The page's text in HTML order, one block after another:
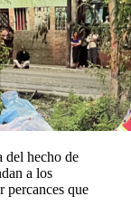
del hecho de
a los
percances que